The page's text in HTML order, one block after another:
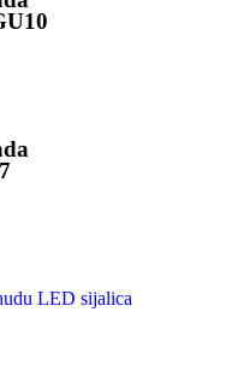
LED sijalica